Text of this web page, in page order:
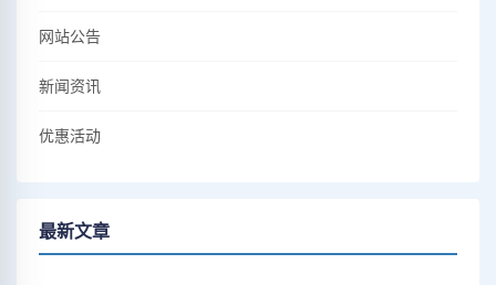
网站公告
新闻资讯
优惠活动
最新文章